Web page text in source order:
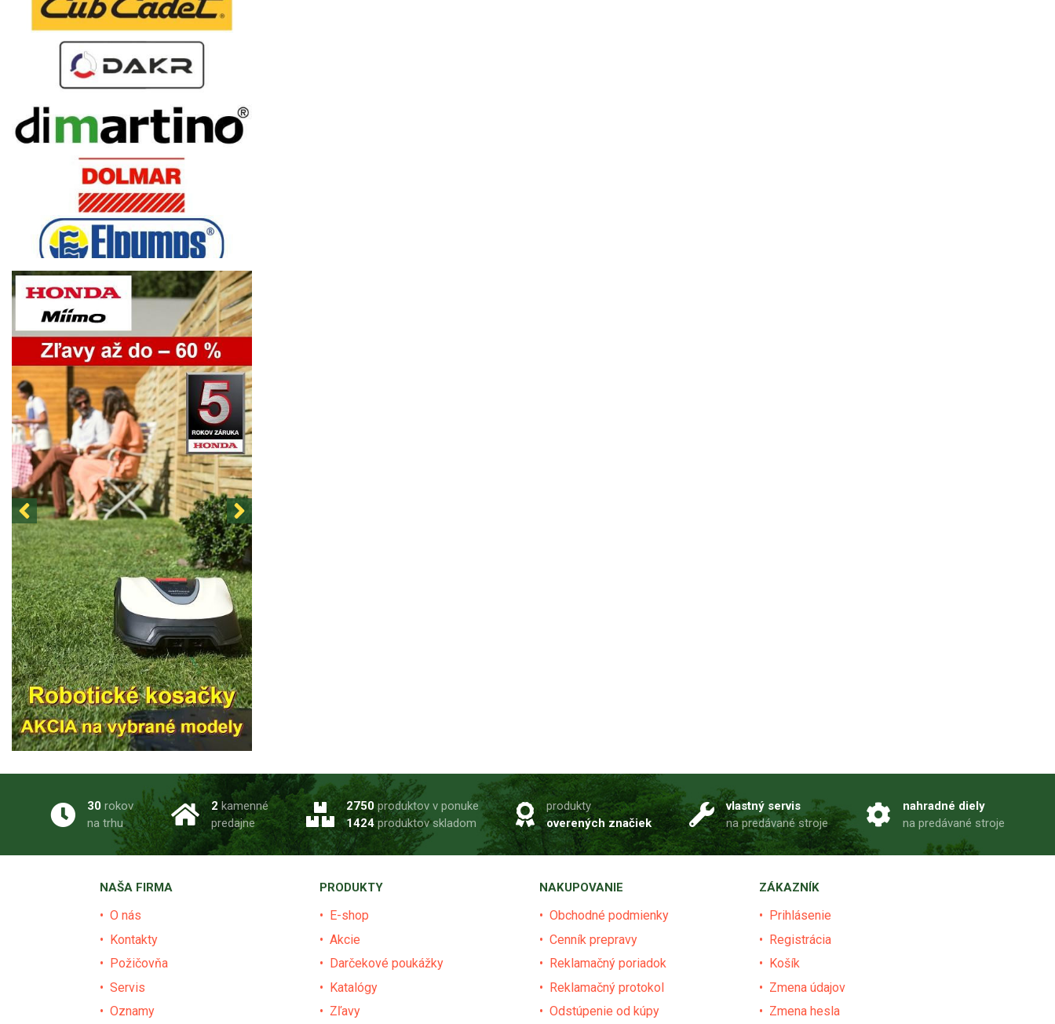
30 rokov
na trhu
2 kamenné
predajne
2750produktov v ponuke
1424produktov skladom
produkty
overených značiek
vlastný servis
na predávané stroje
nahradné diely
na predávané stroje
NAŠA FIRMA
O nás
Kontakty
Požičovňa
Servis
Oznamy
PRODUKTY
E-shop
Akcie
Darčekové poukážky
Katalógy
Zľavy
NAKUPOVANIE
Obchodné podmienky
Cenník prepravy
Reklamačný poriadok
Reklamačný protokol
Odstúpenie od kúpy
ZÁKAZNÍK
Prihlásenie
Registrácia
Košík
Zmena údajov
Zmena hesla